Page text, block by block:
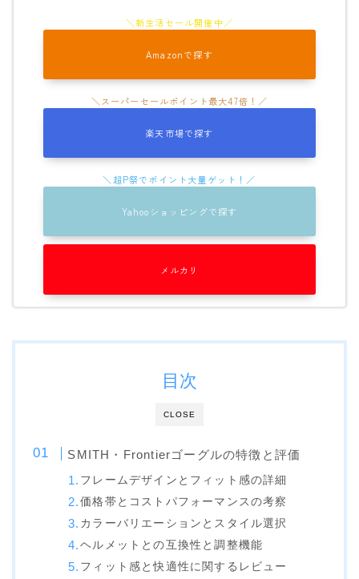
FLUX
K2
NITRO
Now
SALOMON
YES
YONEX
FLUX
HEAD
Amazonで探す
楽天市場で探す
Yahooショッピングで探す
メルカリ
CLOSE
目次
SMITH・Frontierゴーグルの特徴と評価
フレームデザインとフィット感の詳細
価格帯とコストパフォーマンスの考察
カラーバリエーションとスタイル選択
ヘルメットとの互換性と調整機能
フィット感と快適性に関するレビュー